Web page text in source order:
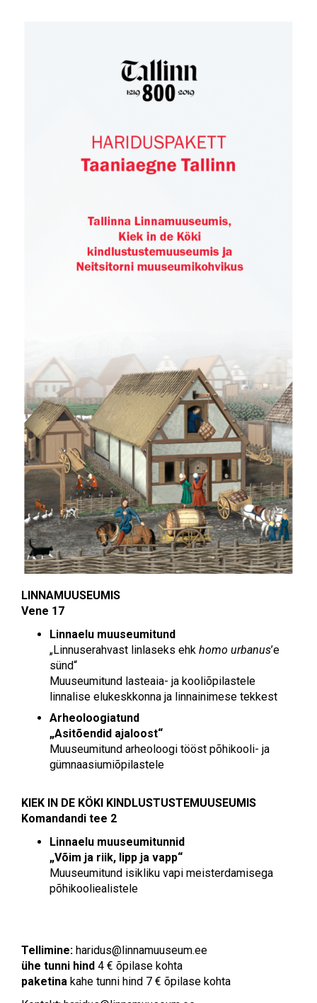
LINNAMUUSEUMIS
Vene 17
Linnaelu muuseumitund
„Linnuserahvast linlaseks ehk homo urbanus’e
sünd“
Muuseumitund lasteaia- ja kooliõpilastele
linnalise elukeskkonna ja linnainimese tekkest
Arheoloogiatund
„Asitõendid ajaloost“
Muuseumitund arheoloogi tööst põhikooli- ja
gümnaasiumiõpilastele
KIEK IN DE KÖKI KINDLUSTUSTEMUUSEUMIS
Komandandi tee 2
Linnaelu muuseumitunnid
„Võim ja riik, lipp ja vapp“
Muuseumitund isikliku vapi meisterdamisega
põhikooliealistele
Tellimine: haridus@linnamuuseum.ee
ühe tunni hind 4 € õpilase kohta
paketina kahe tunni hind 7 € õpilase kohta